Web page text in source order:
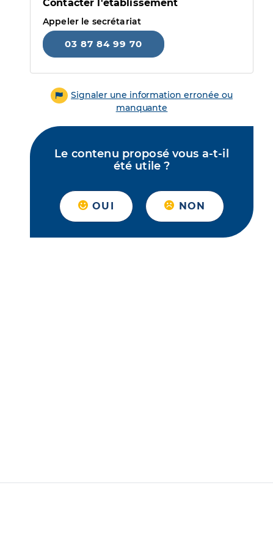
Contacter l'établissement
Appeler le secrétariat
03 87 84 99 70
Signaler une information erronée ou
manquante
Le contenu proposé vous a-t-il
été utile ?
OUI NON